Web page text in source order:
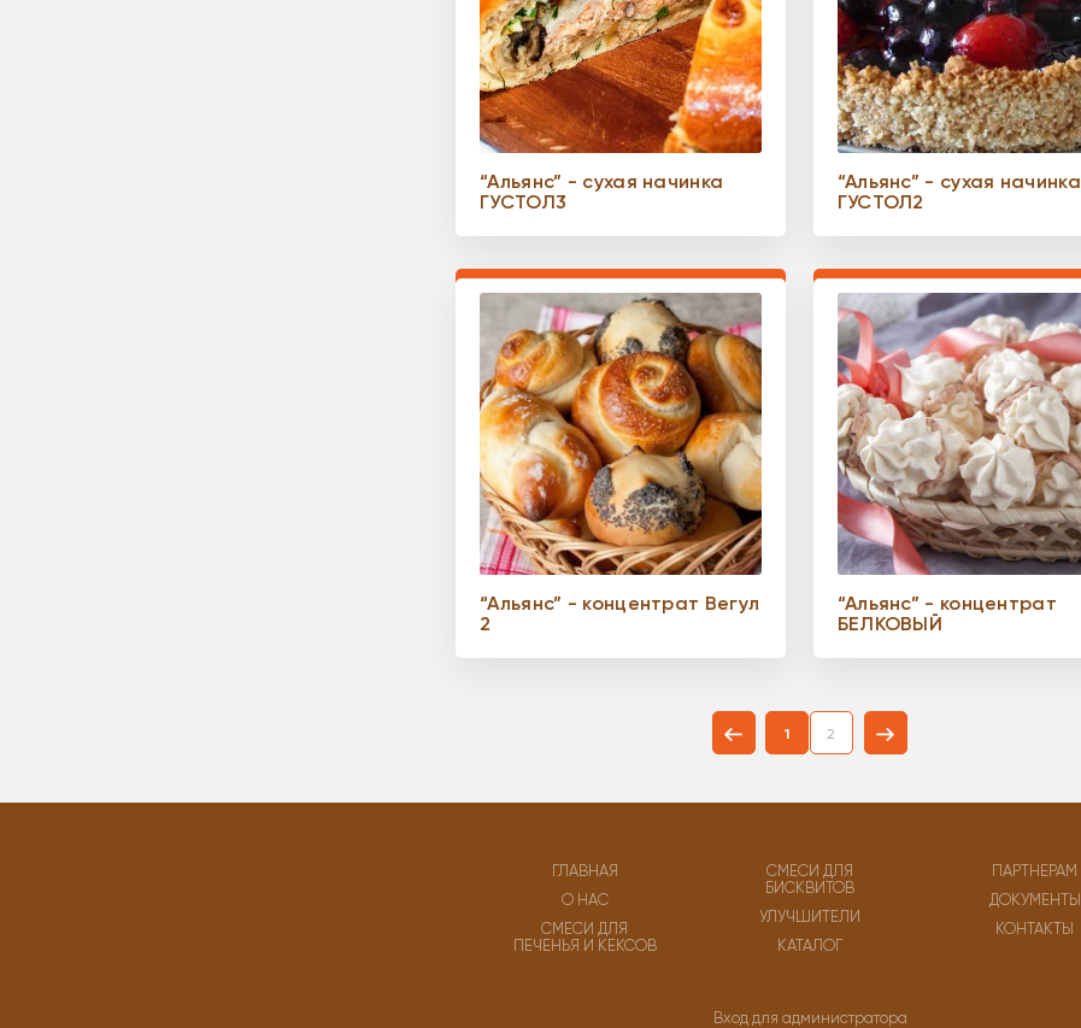
“Альянс” - сухая начинка
ГУСТОЛ3
“Альянс” - сухая начинка
ГУСТОЛ2
“Альянс” - концентрат Вегул
2
“Альянс” - концентрат
БЕЛКОВЫЙ
1 2
ГЛАВНАЯ
О НАС
СМЕСИ ДЛЯ
ПЕЧЕНЬЯ И КЕКСОВ
СМЕСИ ДЛЯ
БИСКВИТОВ
УЛУЧШИТЕЛИ
КАТАЛОГ
ПАРТНЕРАМ
ДОКУМЕНТЫ
КОНТАКТЫ
Вход для администратора